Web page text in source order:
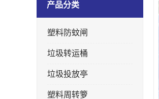
产品分类
塑料防蚊闸
垃圾转运桶
垃圾投放亭
塑料周转箩